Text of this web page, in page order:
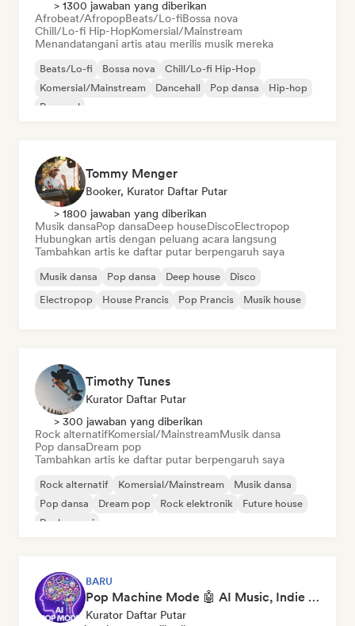
> 1300 jawaban yang diberikan
Afrobeat/AfropopBeats/Lo-fiBossa nova
Chill/Lo-fi Hip-HopKomersial/Mainstream
Menandatangani artis atau merilis musik mereka
Beats/Lo-fi Bossa nova
Chill/Lo-fi Hip-Hop
Komersial/Mainstream
Dancehall Pop dansa
Hip-hop
Pop soul
Tommy Menger
Booker, Kurator Daftar Putar
> 1800 jawaban yang diberikan
Musik dansaPop dansaDeep houseDiscoElectropop
Hubungkan artis dengan peluang acara langsung
Tambahkan artis ke daftar putar berpengaruh saya
Musik dansa Pop dansa Deep house
Disco
Electropop
House Prancis Pop Prancis Musik house
Timothy Tunes
Kurator Daftar Putar
> 300 jawaban yang diberikan
Rock alternatifKomersial/MainstreamMusik dansa
Pop dansaDream pop
Tambahkan artis ke daftar putar berpengaruh saya
Rock alternatif Komersial/Mainstream
Musik dansa
Pop dansa
Dream pop Rock elektronik
Future house
Rock garasi
BARU
Pop Machine Mode 🤖 AI Music, Indie Pop & Dream Pop
Kurator Daftar Putar